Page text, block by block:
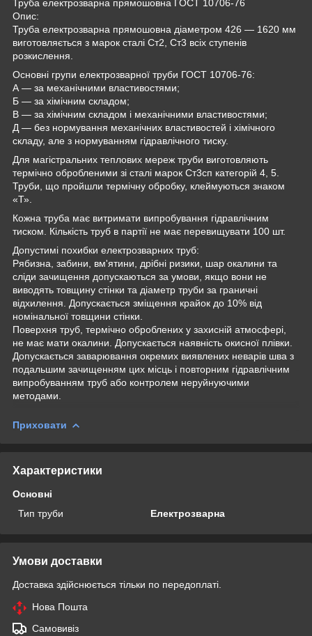
Труба електрозварна прямошовна ГОСТ 10706-76
Опис:
Труба електрозварна прямошовна діаметром 426 — 1620 мм
виготовляється з марок сталі Ст2, Ст3 всіх ступенів
розкислення.
Основні групи електрозварної труби ГОСТ 10706-76:
А — за механічними властивостями;
Б — за хімічним складом;
В — за хімічним складом і механічними властивостями;
Д — без нормування механічних властивостей і хімічного
складу, але з нормуванням гідравлічного тиску.
Для магістральних теплових мереж труби виготовляють
термічно обробленими зі сталі марок Ст3сп категорій 4, 5.
Труби, що пройшли термічну обробку, клеймуються знаком
«Т».
Кожна труба має витримати випробування гідравлічним
тиском. Кількість труб в партії не має перевищувати 100 шт.
Допустимі похибки електрозварних труб:
Рябизна, забини, вм'ятини, дрібні ризики, шар окалини та
сліди зачищення допускаються за умови, якщо вони не
виводять товщину стінки та діаметр труби за граничні
відхилення. Допускається зміщення крайок до 10% від
номінальної товщини стінки.
Поверхня труб, термічно оброблених у захисній атмосфері,
не має мати окалини. Допускається наявність окисної плівки.
Допускається заварювання окремих виявлених неварів шва з
подальшим зачищенням цих місць і повторним гідравлічним
випробуванням труб або контролем неруйнуючими
методами.
Приховати
Характеристики
Основні
Тип труби
Електрозварна
Умови доставки
Доставка здійснюється тільки по передоплаті.
Нова Пошта
Самовивіз